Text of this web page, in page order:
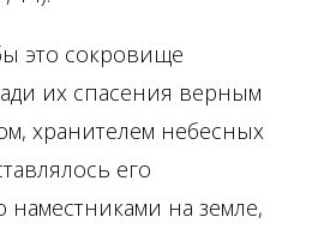
это сокровище
их спасения верным
хранителем небесных
его
наместниками на земле,